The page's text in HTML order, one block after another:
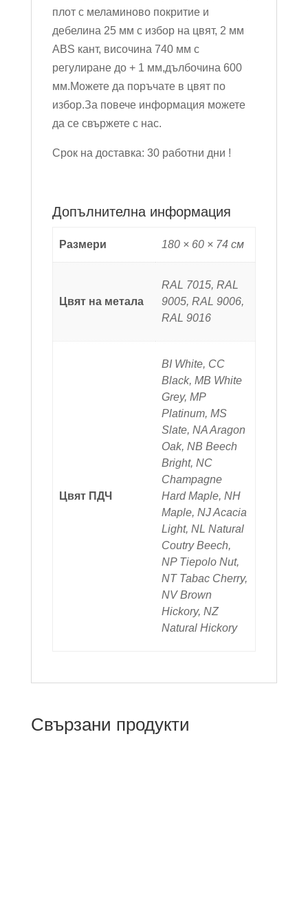
плот с меламиново покритие и
дебелина 25 мм с избор на цвят, 2 мм
ABS кант, височина 740 мм с
регулиране до + 1 мм,дълбочина 600
мм.Можете да поръчате в цвят по
избор.За повече информация можете
да се свържете с нас.
Срок на доставка: 30 работни дни !
Допълнителна информация
Размери 180 × 60 × 74 см
Цвят на метала
RAL 7015, RAL
9005, RAL 9006,
RAL 9016
Цвят ПДЧ
BI White, CC
Black, MB White
Grey, MP
Platinum, MS
Slate, NA Aragon
Oak, NB Beech
Bright, NC
Champagne
Hard Maple, NH
Maple, NJ Acacia
Light, NL Natural
Coutry Beech,
NP Tiepolo Nut,
NT Tabac Cherry,
NV Brown
Hickory, NZ
Natural Hickory
Свързани продукти